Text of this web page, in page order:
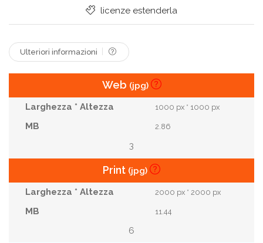
Magia Scienza.
Libreria Libri Conoscenza
licenze estenderla
Ulteriori informazioni
Web (jpg)
1000 px * 1000 px
2.86
3
Print (jpg)
2000 px * 2000 px
11.44
6